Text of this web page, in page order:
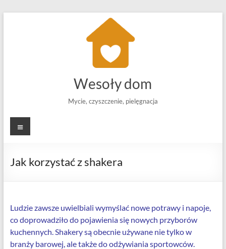
Wesoły dom
Mycie, czyszczenie, pielęgnacja
Menu
Jak korzystać z shakera
Ludzie zawsze uwielbiali wymyślać nowe potrawy i napoje,
co doprowadziło do pojawienia się nowych przyborów
kuchennych. Shakery są obecnie używane nie tylko w
branży barowej, ale także do odżywiania sportowców.